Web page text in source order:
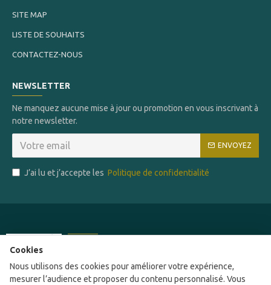
SITE MAP
LISTE DE SOUHAITS
CONTACTEZ-NOUS
NEWSLETTER
Ne manquez aucune mise à jour ou promotion en vous inscrivant à
notre newsletter.
ENVOYEZ
J’ai lu et j’accepte les Politique de confidentialité
dans le cadre du programme FEDER-FSE+
Réunion dont l'Autorité de gestion est la Région
Cookies
Nous utilisons des cookies pour améliorer votre expérience,
mesurer l’audience et proposer du contenu personnalisé. Vous